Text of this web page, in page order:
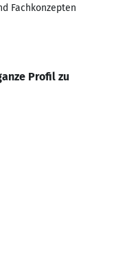
Fachkonzepten
Profil zu